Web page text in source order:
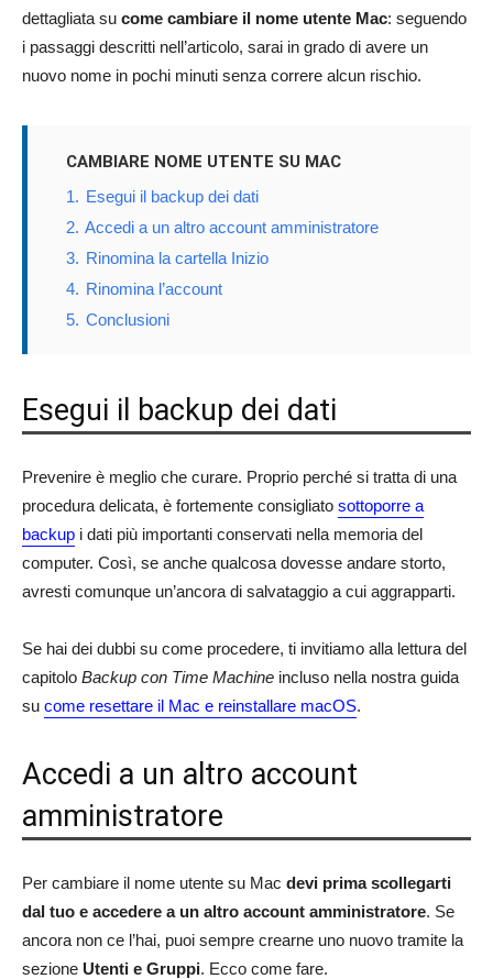
dettagliata su come cambiare il nome utente Mac: seguendo
i passaggi descritti nell’articolo, sarai in grado di avere un
nuovo nome in pochi minuti senza correre alcun rischio.
CAMBIARE NOME UTENTE SU MAC
1. Esegui il backup dei dati
2. Accedi a un altro account amministratore
3. Rinomina la cartella Inizio
4. Rinomina l’account
5. Conclusioni
Esegui il backup dei dati
Prevenire è meglio che curare. Proprio perché si tratta di una
procedura delicata, è fortemente consigliato sottoporre a
backup i dati più importanti conservati nella memoria del
computer. Così, se anche qualcosa dovesse andare storto,
avresti comunque un’ancora di salvataggio a cui aggrapparti.
Se hai dei dubbi su come procedere, ti invitiamo alla lettura del
capitolo Backup con Time Machine incluso nella nostra guida
su come resettare il Mac e reinstallare macOS.
Accedi a un altro account
amministratore
Per cambiare il nome utente su Mac devi prima scollegarti
dal tuo e accedere a un altro account amministratore. Se
ancora non ce l’hai, puoi sempre crearne uno nuovo tramite la
sezione Utenti e Gruppi. Ecco come fare.